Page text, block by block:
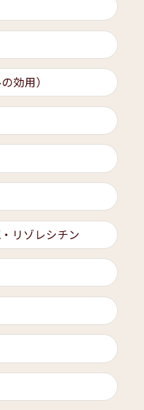
効用）
リゾレシチン